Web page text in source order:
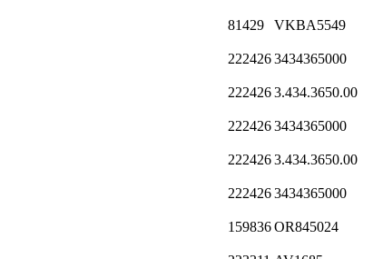
81429
VKBA5549
2224263434365000
2224263.434.3650.00
2224263434365000
2224263.434.3650.00
2224263434365000
159836OR845024